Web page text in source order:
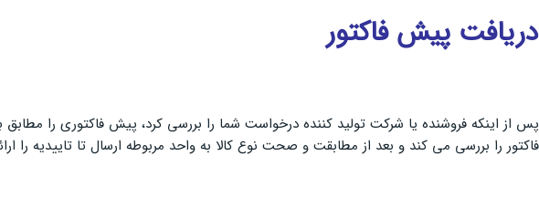
دریافت پیش فاکتور
پس از اینکه فروشنده یا شرکت تولید کننده درخواست شما را بررسی کرد، پیش فاکتوری را
فاکتور را بررسی می کند و بعد از مطابقت و صحت نوع کالا به واحد مربوطه ارسال تا تاییدیه را